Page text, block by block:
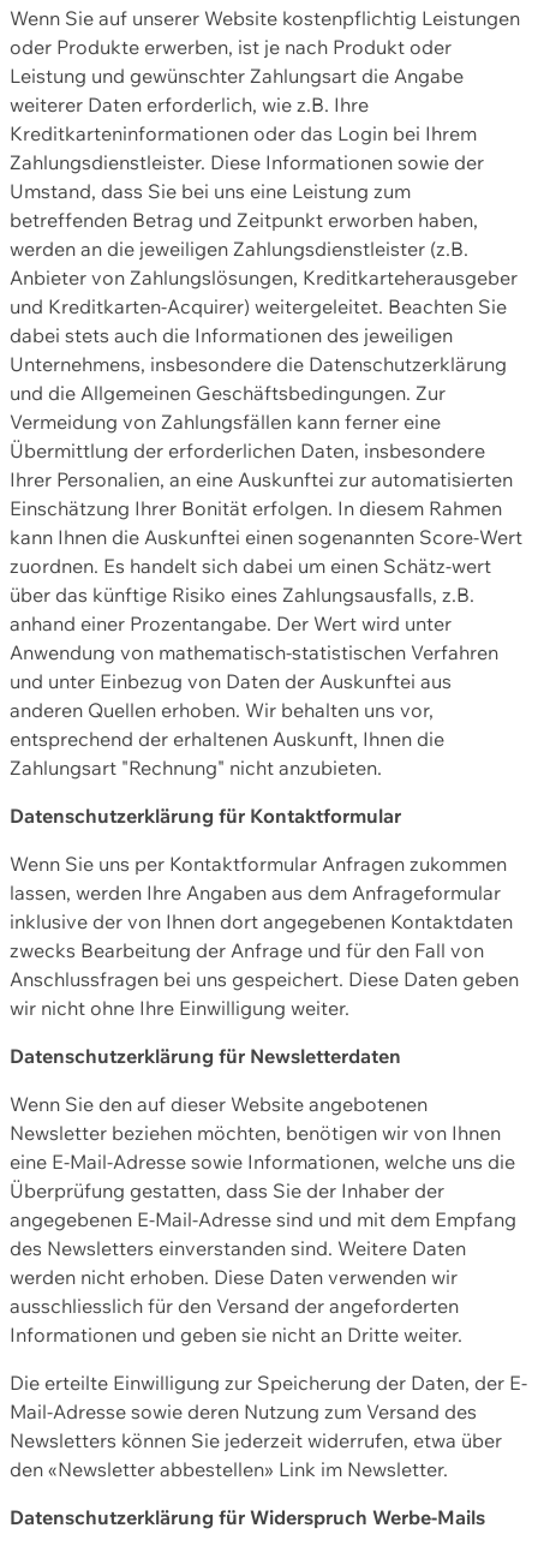
Wenn Sie auf unserer Website kostenpflichtig Leistungen
oder Produkte erwerben, ist je nach Produkt oder
Leistung und gewünschter Zahlungsart die Angabe
weiterer Daten erforderlich, wie z.B. Ihre
Kreditkarteninformationen oder das Login bei Ihrem
Zahlungsdienstleister. Diese Informationen sowie der
Umstand, dass Sie bei uns eine Leistung zum
betreffenden Betrag und Zeitpunkt erworben haben,
werden an die jeweiligen Zahlungsdienstleister (z.B.
Anbieter von Zahlungslösungen, Kreditkarteherausgeber
und Kreditkarten-Acquirer) weitergeleitet. Beachten Sie
dabei stets auch die Informationen des jeweiligen
Unternehmens, insbesondere die Datenschutzerklärung
und die Allgemeinen Geschäftsbedingungen. Zur
Vermeidung von Zahlungsfällen kann ferner eine
Übermittlung der erforderlichen Daten, insbesondere
Ihrer Personalien, an eine Auskunftei zur automatisierten
Einschätzung Ihrer Bonität erfolgen. In diesem Rahmen
kann Ihnen die Auskunftei einen sogenannten Score-Wert
zuordnen. Es handelt sich dabei um einen Schätz-wert
über das künftige Risiko eines Zahlungsausfalls, z.B.
anhand einer Prozentangabe. Der Wert wird unter
Anwendung von mathematisch-statistischen Verfahren
und unter Einbezug von Daten der Auskunftei aus
anderen Quellen erhoben. Wir behalten uns vor,
entsprechend der erhaltenen Auskunft, Ihnen die
Zahlungsart "Rechnung" nicht anzubieten.
Datenschutzerklärung für Kontaktformular
Wenn Sie uns per Kontaktformular Anfragen zukommen
lassen, werden Ihre Angaben aus dem Anfrageformular
inklusive der von Ihnen dort angegebenen Kontaktdaten
zwecks Bearbeitung der Anfrage und für den Fall von
Anschlussfragen bei uns gespeichert. Diese Daten geben
wir nicht ohne Ihre Einwilligung weiter.
Datenschutzerklärung für Newsletterdaten
Wenn Sie den auf dieser Website angebotenen
Newsletter beziehen möchten, benötigen wir von Ihnen
eine E-Mail-Adresse sowie Informationen, welche uns die
Überprüfung gestatten, dass Sie der Inhaber der
angegebenen E-Mail-Adresse sind und mit dem Empfang
des Newsletters einverstanden sind. Weitere Daten
werden nicht erhoben. Diese Daten verwenden wir
ausschliesslich für den Versand der angeforderten
Informationen und geben sie nicht an Dritte weiter.
Die erteilte Einwilligung zur Speicherung der Daten, der E-
Mail-Adresse sowie deren Nutzung zum Versand des
Newsletters können Sie jederzeit widerrufen, etwa über
den «Newsletter abbestellen» Link im Newsletter.
Datenschutzerklärung für Widerspruch Werbe-Mails